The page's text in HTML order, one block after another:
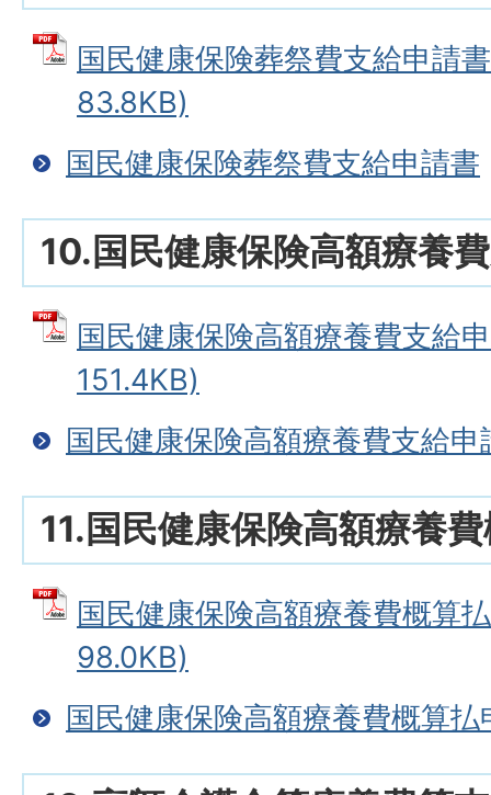
国民健康保険葬祭費支給申請
83.8KB)
国民健康保険葬祭費支給申請書
10.国民健康保険高額療養
国民健康保険高額療養費支給
151.4KB)
国民健康保険高額療養費支給申
11.国民健康保険高額療養
国民健康保険高額療養費概算
98.0KB)
国民健康保険高額療養費概算払